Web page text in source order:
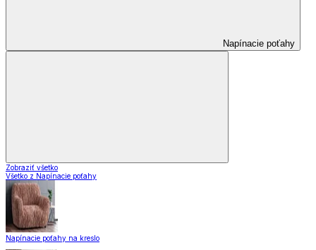
Napínacie poťahy
Zobraziť všetko
Všetko z Napínacie poťahy
Napínacie poťahy na kreslo